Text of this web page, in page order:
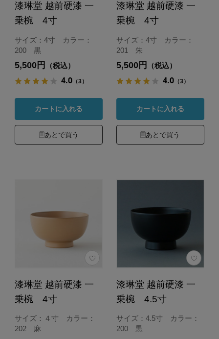
漆琳堂 越前硬漆 一
乗椀 4寸
サイズ：4寸 カラー：
200 黒
5,500円 （税込）
4.0（3）
カートに入れる
あとで買う
漆琳堂 越前硬漆 一
乗椀 4寸
サイズ：4寸 カラー：
201 朱
5,500円 （税込）
4.0（3）
カートに入れる
あとで買う
漆琳堂 越前硬漆 一
乗椀 4寸
サイズ：４寸 カラー：
202 麻
漆琳堂 越前硬漆 一
乗椀 4.5寸
サイズ：4.5寸 カラー：
200 黒